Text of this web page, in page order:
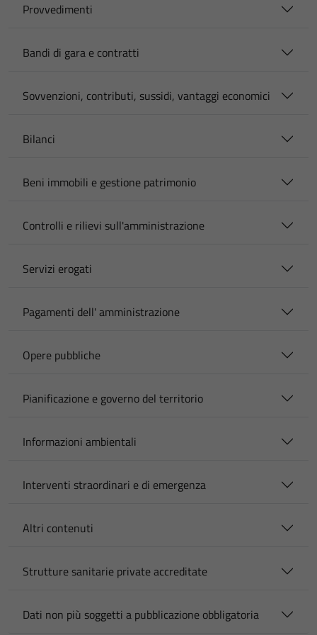
Provvedimenti
Bandi di gara e contratti
Sovvenzioni, contributi, sussidi, vantaggi economici
Bilanci
Beni immobili e gestione patrimonio
Controlli e rilievi sull'amministrazione
Servizi erogati
Pagamenti dell' amministrazione
Opere pubbliche
Pianificazione e governo del territorio
Informazioni ambientali
Interventi straordinari e di emergenza
Altri contenuti
Strutture sanitarie private accreditate
Dati non più soggetti a pubblicazione obbligatoria